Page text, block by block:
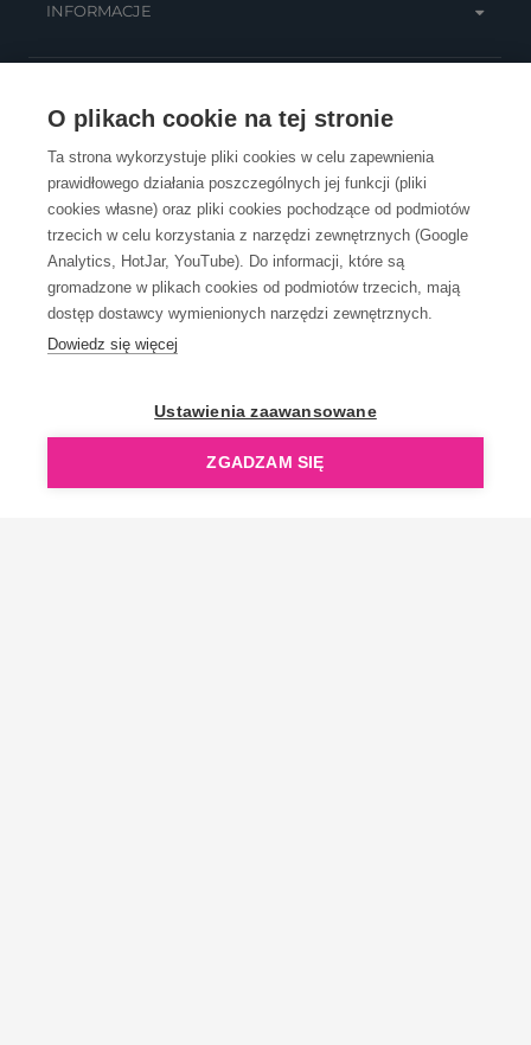
O plikach cookie na tej stronie
Ta strona wykorzystuje pliki cookies w celu zapewnienia
prawidłowego działania poszczególnych jej funkcji (pliki
cookies własne) oraz pliki cookies pochodzące od podmiotów
trzecich w celu korzystania z narzędzi zewnętrznych (Google
Analytics, HotJar, YouTube). Do informacji, które są
gromadzone w plikach cookies od podmiotów trzecich, mają
dostęp dostawcy wymienionych narzędzi zewnętrznych.
Dowiedz się więcej
Ustawienia zaawansowane
ZGADZAM SIĘ
INFORMACJE
OBSŁUGA KLIENTA
KONTAKT
OpenGift jest częścią ReflectGroup.